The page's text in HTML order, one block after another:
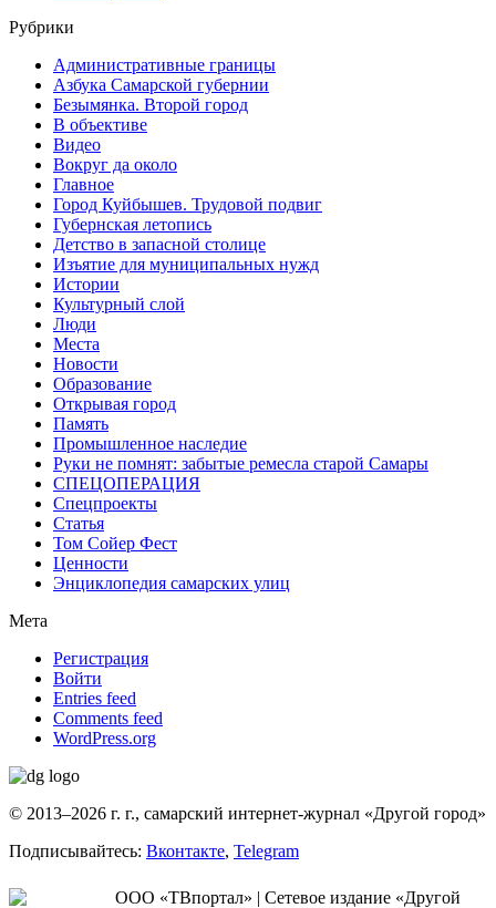
Рубрики
Административные границы
Азбука Самарской губернии
Безымянка. Второй город
В объективе
Видео
Вокруг да около
Главное
Город Куйбышев. Трудовой подвиг
Губернская летопись
Детство в запасной столице
Изъятие для муниципальных нужд
Истории
Культурный слой
Люди
Места
Новости
Образование
Открывая город
Память
Промышленное наследие
Руки не помнят: забытые ремесла старой Самары
СПЕЦОПЕРАЦИЯ
Спецпроекты
Статья
Том Сойер Фест
Ценности
Энциклопедия самарских улиц
Мета
Регистрация
Войти
Entries feed
Comments feed
WordPress.org
© 2013–2026 г. г., самарский интернет-журнал «Другой город»
Подписывайтесь: Вконтакте, Telegram
ООО «ТВпортал» | Сетевое издание «Другой